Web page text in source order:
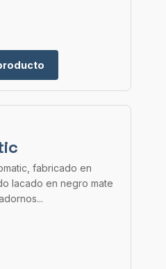
fabricado en
lacado en negro mate